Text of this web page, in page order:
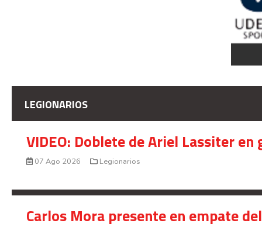
LEGIONARIOS
VIDEO: Doblete de Ariel Lassiter
07 Ago 2026 Legionarios
Carlos Mora presente en empate